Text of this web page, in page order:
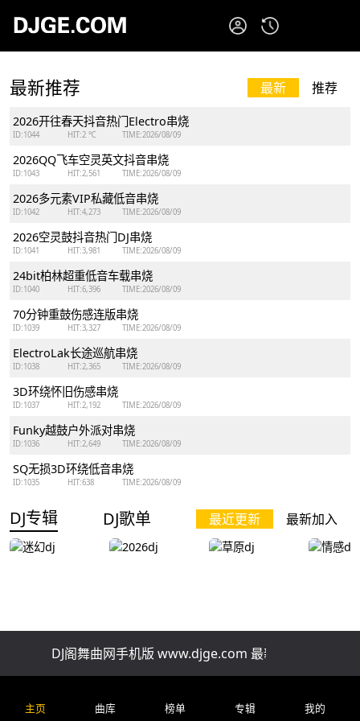
最新推荐 最新 推荐
2026开往春天抖音热门Electro串烧
ID:1044 HIT:2 ℃ TIME:2026/08/09
2026QQ飞车空灵英文抖音串烧
ID:1043 HIT:2,561 TIME:2026/08/09
2026多元素VIP私藏低音串烧
ID:1042 HIT:4,273 TIME:2026/08/09
2026空灵鼓抖音热门DJ串烧
ID:1041 HIT:3,981 TIME:2026/08/09
24bit柏林超重低音车载串烧
ID:1040 HIT:6,396 TIME:2026/08/09
70分钟重鼓伤感连版串烧
ID:1039 HIT:3,327 TIME:2026/08/09
ElectroLak长途巡航串烧
ID:1038 HIT:2,365 TIME:2026/08/09
3D环绕怀旧伤感串烧
ID:1037 HIT:2,192 TIME:2026/08/09
Funky越鼓户外派对串烧
ID:1036 HIT:2,649 TIME:2026/08/09
SQ无损3D环绕低音串烧
ID:1035 HIT:638 TIME:2026/08/09
DJ专辑 DJ歌单 最近更新 最新加入
排行榜 精品串烧 慢歌串烧 酒吧串烧 车
全网上头改编新歌一小时自驾连贯车载串烧
DJ阁舞曲网手机版 www.djge.com 最新好听免费下载
主页 曲库 榜单 专辑 我的